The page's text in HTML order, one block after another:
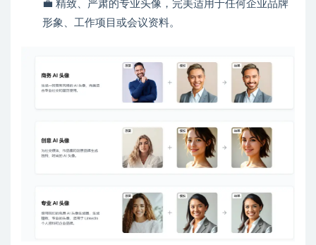
💼 精致、严肃的专业头像，完美适用于任何企业品牌
形象、工作项目或会议资料。